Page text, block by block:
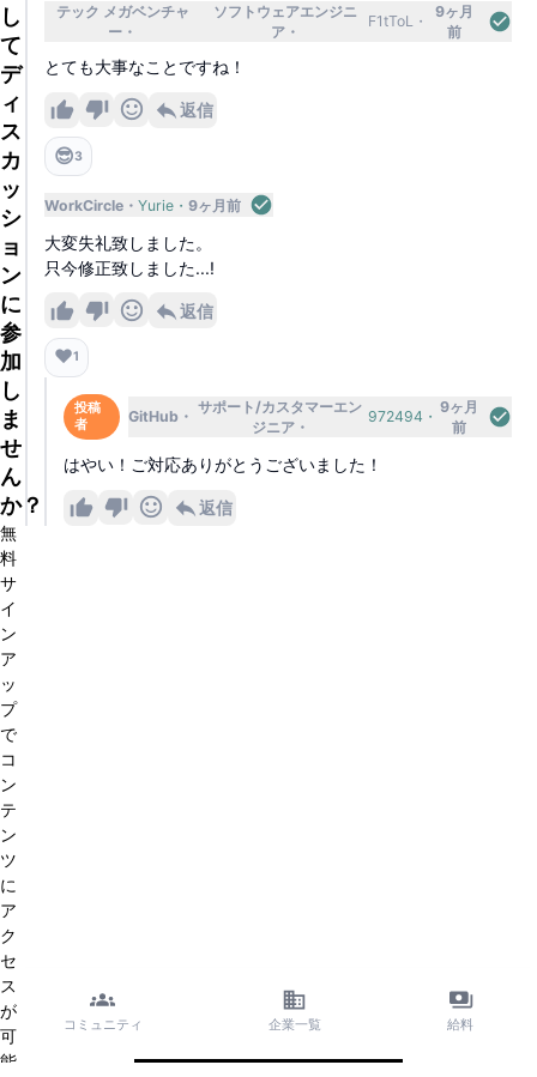
し
て
デ
ィ
ス
カ
ッ
シ
ョ
ン
に
参
加
し
ま
せ
ん
か？
無
料
サ
イ
ン
ア
ッ
プ
で
コ
ン
テ
ン
ツ
に
ア
ク
セ
ス
が
可
能
テック メガベンチャ
ー
ソフトウェアエンジニ
ア
F1tToL
9ヶ月
前
とても大事なことですね！
返信
😎3
WorkCircle Yurie 9ヶ月前
大変失礼致しました。
只今修正致しました...!
返信
❤️1
投稿
者
GitHub
サポート/カスタマーエン
ジニア
972494
9ヶ月
前
はやい！ご対応ありがとうございました！
返信
コミュニティ 企業一覧 給料